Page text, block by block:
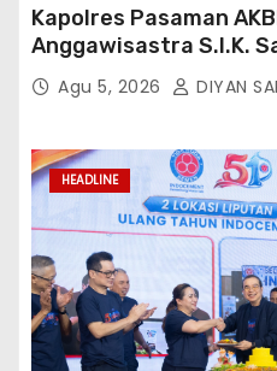
Kapolres Pasaman
Anggawisastra S.I.K.
Kepala Cakrawala Tv
Agu 5, 2026 DIYAN
HEADLINE